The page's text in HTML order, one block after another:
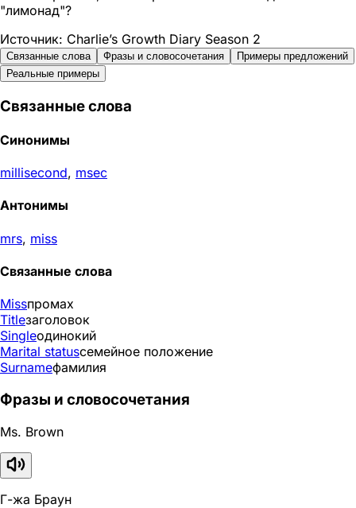
"лимонад"?
Источник: Charlie’s Growth Diary Season 2
Связанные слова Фразы и словосочетания
Примеры предложений
Реальные примеры
Связанные слова
Синонимы
millisecond, msec
Антонимы
mrs, miss
Связанные слова
Missпромах
Titleзаголовок
Singleодинокий
Marital statusсемейное положение
Surnameфамилия
Фразы и словосочетания
Ms. Brown
Г-жа Браун